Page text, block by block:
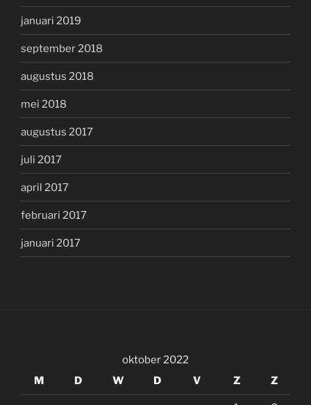
januari 2019
september 2018
augustus 2018
mei 2018
augustus 2017
juli 2017
april 2017
februari 2017
januari 2017
oktober 2022
M
D W D V Z Z